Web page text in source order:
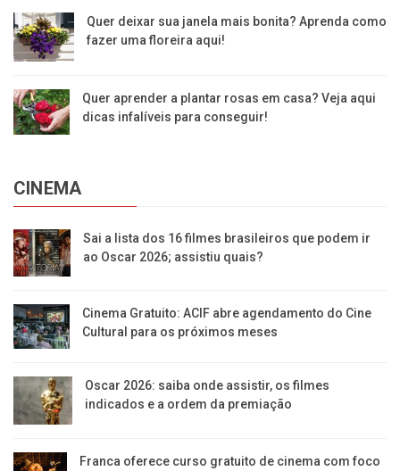
Quer deixar sua janela mais bonita? Aprenda como
fazer uma floreira aqui!
Quer aprender a plantar rosas em casa? Veja aqui
dicas infalíveis para conseguir!
CINEMA
Sai a lista dos 16 filmes brasileiros que podem ir
ao Oscar 2026; assistiu quais?
Cinema Gratuito: ACIF abre agendamento do Cine
Cultural para os próximos meses
Oscar 2026: saiba onde assistir, os filmes
indicados e a ordem da premiação
Franca oferece curso gratuito de cinema com foco